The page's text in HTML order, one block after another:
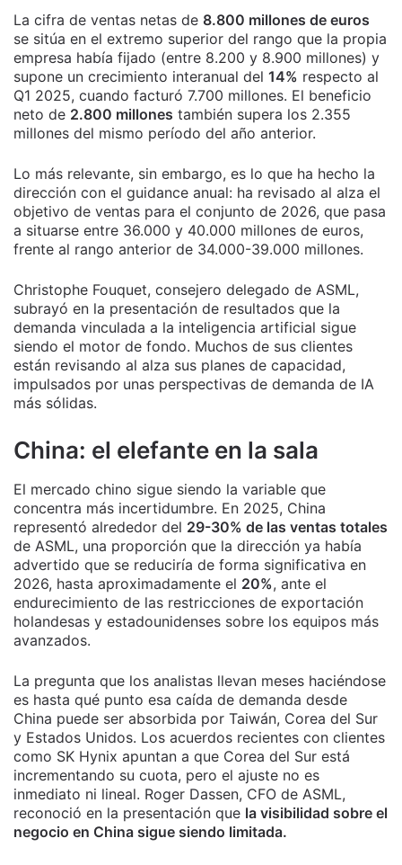
La cifra de ventas netas de 8.800 millones de euros
se sitúa en el extremo superior del rango que la propia
empresa había fijado (entre 8.200 y 8.900 millones) y
supone un crecimiento interanual del 14% respecto al
Q1 2025, cuando facturó 7.700 millones. El beneficio
neto de 2.800 millones también supera los 2.355
millones del mismo período del año anterior.
Lo más relevante, sin embargo, es lo que ha hecho la
dirección con el guidance anual: ha revisado al alza el
objetivo de ventas para el conjunto de 2026, que pasa
a situarse entre 36.000 y 40.000 millones de euros,
frente al rango anterior de 34.000-39.000 millones.
Christophe Fouquet, consejero delegado de ASML,
subrayó en la presentación de resultados que la
demanda vinculada a la inteligencia artificial sigue
siendo el motor de fondo. Muchos de sus clientes
están revisando al alza sus planes de capacidad,
impulsados por unas perspectivas de demanda de IA
más sólidas.
China: el elefante en la sala
El mercado chino sigue siendo la variable que
concentra más incertidumbre. En 2025, China
representó alrededor del 29-30% de las ventas totales
de ASML, una proporción que la dirección ya había
advertido que se reduciría de forma significativa en
2026, hasta aproximadamente el 20%, ante el
endurecimiento de las restricciones de exportación
holandesas y estadounidenses sobre los equipos más
avanzados.
La pregunta que los analistas llevan meses haciéndose
es hasta qué punto esa caída de demanda desde
China puede ser absorbida por Taiwán, Corea del Sur
y Estados Unidos. Los acuerdos recientes con clientes
como SK Hynix apuntan a que Corea del Sur está
incrementando su cuota, pero el ajuste no es
inmediato ni lineal. Roger Dassen, CFO de ASML,
reconoció en la presentación que la visibilidad sobre el
negocio en China sigue siendo limitada.